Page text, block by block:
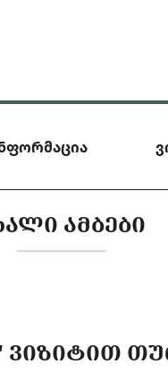
ᲐᲛᲑᲔᲑᲘ